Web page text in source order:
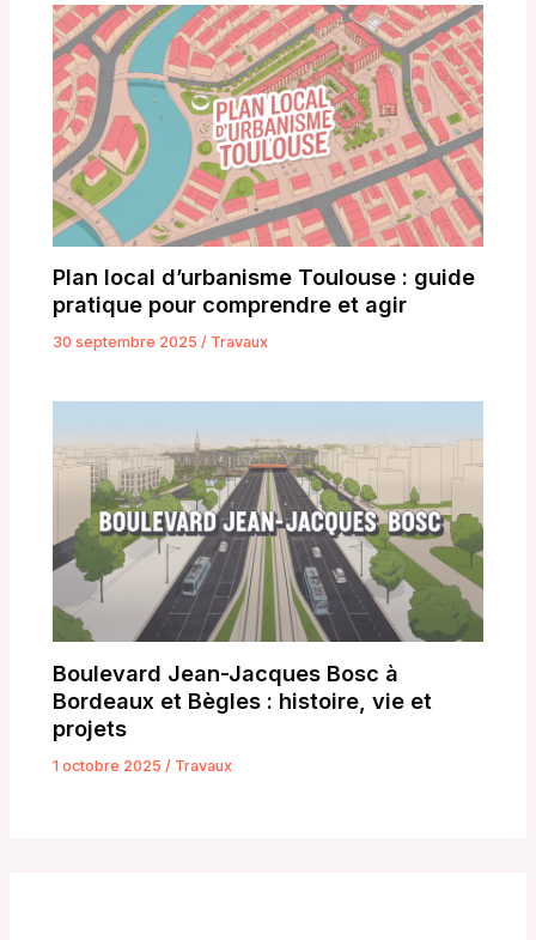
Plan local d’urbanisme Toulouse : guide
pratique pour comprendre et agir
30 septembre 2025/ Travaux
Boulevard Jean-Jacques Bosc à
Bordeaux et Bègles : histoire, vie et
projets
1 octobre 2025 / Travaux